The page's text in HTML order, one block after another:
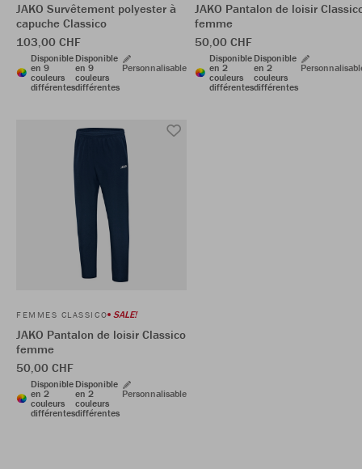
JAKO Survêtement polyester à
capuche Classico
103,00 CHF
Disponible
en 9
couleurs
différentes
Disponible
en 9
couleurs
différentes
Personnalisable
JAKO Pantalon de loisir
femme
50,00 CHF
Disponible
en 2
couleurs
différentes
Disponible
en 2
couleurs
différentes
FEMMES CLASSICO SALE!
JAKO Pantalon de loisir Classico
femme
50,00 CHF
Disponible
en 2
couleurs
différentes
Disponible
en 2
couleurs
différentes
Personnalisable